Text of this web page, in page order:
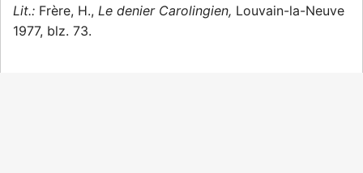
Lit.: Frère, H., Le denier Carolingien, Louvain-la-Neuve
1977, blz. 73.